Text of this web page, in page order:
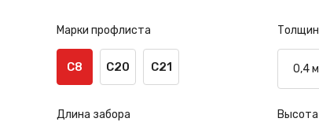
Марки профлиста
С8 С20 С21
Длина забора